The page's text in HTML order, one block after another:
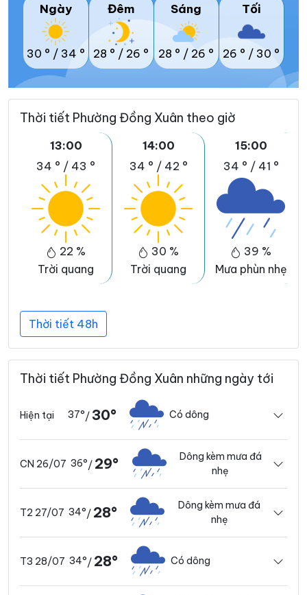
Ngày
30 ° / 34 °
Đêm
28 ° / 26 °
Sáng
28 ° / 26 °
Tối
26 ° / 30 °
Thời tiết Phường Đồng Xuân theo giờ
13:00
34 ° / 43 °
22 %
Trời quang
14:00
34 ° / 42 °
30 %
Trời quang
15:00
34 ° / 41 °
39 %
Mưa phùn nhẹ
Thời tiết 48h
Thời tiết Phường Đồng Xuân những ngày tới
Hiện tại 37°/30° Có dông
CN 26/07 36°/ 29°
Dông kèm mưa đá
nhẹ
T2 27/07 34°/ 28°
Dông kèm mưa đá
nhẹ
T3 28/07 34°/ 28° Có dông